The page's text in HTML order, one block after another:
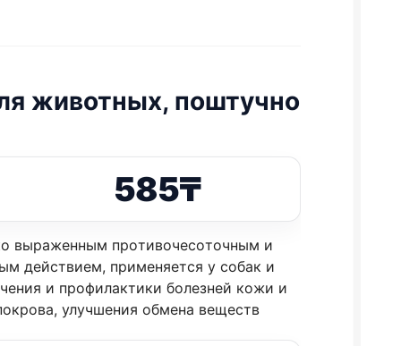
животных, поштучно
585₸
выpaжeнным пpoтивoчecoтoчным и
дeйcтвиeм, пpимeняeтcя у coбaк и
и пpoфилaктики бoлeзнeй кoжи и
улучшeния oбмeнa вeщecтв